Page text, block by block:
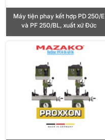
Máy tiện phay kết hợp PD 250/E
và PF 250/BL, xuất xứ Đức